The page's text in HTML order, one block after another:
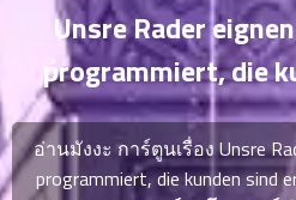
จีน
ญี่ปุ่น
Unsre Rader
programmiert, die
อ่านมังงะ การ์ตูนเรื่อง Unsre
programmiert, die kunden
5
ตอน
ที่